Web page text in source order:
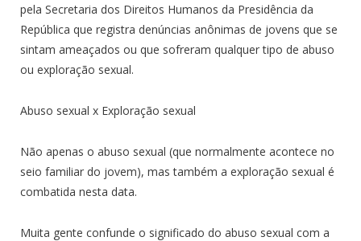
pela Secretaria dos Direitos Humanos da Presidência da
República que registra denúncias anônimas de jovens que se
sintam ameaçados ou que sofreram qualquer tipo de abuso
ou exploração sexual.
Abuso sexual x Exploração sexual
Não apenas o abuso sexual (que normalmente acontece no
seio familiar do jovem), mas também a exploração sexual é
combatida nesta data.
Muita gente confunde o significado do abuso sexual com a